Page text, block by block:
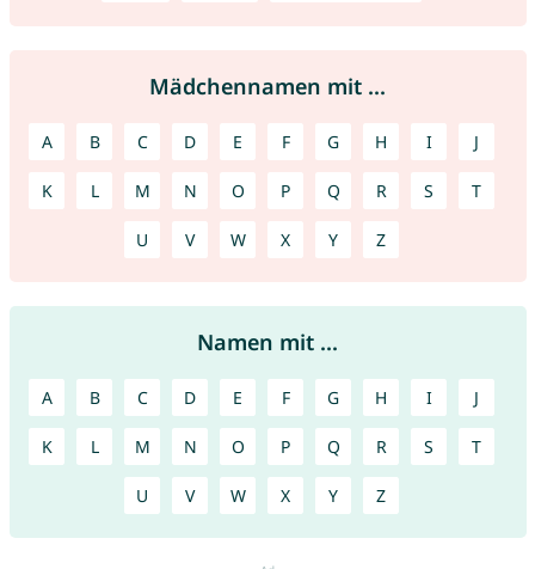
Mädchennamen mit ...
A B C D E F G H I J
K L M N O P Q R S T
U V W X Y Z
Namen mit ...
A B C D E F G H I J
K L M N O P Q R S T
U V W X Y Z